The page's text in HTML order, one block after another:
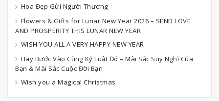
Hoa Đẹp Gửi Người Thương
Flowers & Gifts for Lunar New Year 2026 – SEND LOVE
AND PROSPERITY THIS LUNAR NEW YEAR
WISH YOU ALL A VERY HAPPY NEW YEAR
Hãy Bước Vào Cùng Kỷ Luật Đó – Mài Sắc Suy Nghĩ Của
Bạn & Mài Sắc Cuộc Đời Bạn
Wish you a Magical Christmas